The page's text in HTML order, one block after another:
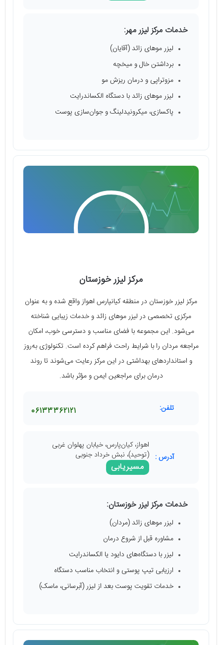
خدمات مرکز لیزر مهر:
لیزر موهای زائد (آقایان)
برداشتن خال و میخچه
مزوتراپی و درمان ریزش مو
لیزر موهای زائد با دستگاه الکساندرایت
پاکسازی، میکرونیدلینگ و جوان‌سازی پوست
مرکز لیزر خوزستان
مرکز لیزر خوزستان در منطقه کیان­پارس اهواز واقع شده و به عنوان
مرکزی تخصصی در لیزر موهای زائد و خدمات زیبایی شناخته
می‌شود. این مجموعه با فضای مناسب و دسترسی خوب، امکان
مراجعه مردان را با شرایط راحت فراهم کرده است. تکنولوژی به‌روز
و استانداردهای بهداشتی در این مرکز رعایت می‌شوند تا روند
درمان برای مراجعین ایمن و مؤثر باشد.
تلفن: 06133362121
آدرس :
اهواز، کیان‌پارس، خیابان پهلوان غربی
(توحید)، نبش خرداد جنوبی
مسیریابی
خدمات مرکز لیزر خوزستان:
لیزر موهای زائد (مردان)
مشاوره قبل از شروع درمان
لیزر با دستگاه‌های دایود یا الکساندرایت
ارزیابی تیپ پوستی و انتخاب مناسب دستگاه
خدمات تقویت پوست بعد از لیزر (آبرسانی، ماسک)